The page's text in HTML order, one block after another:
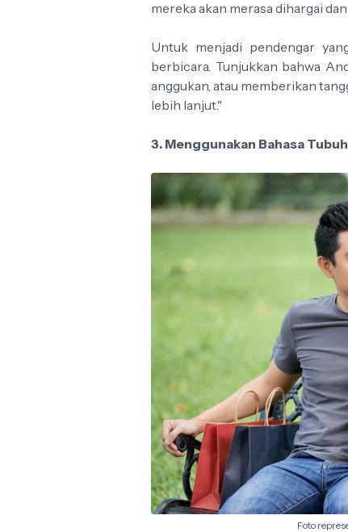
mereka akan merasa dihargai
Untuk menjadi pendengar
berbicara. Tunjukkan bahwa
anggukan, atau memberikan
lebih lanjut."
3. Menggunakan Bahasa
Foto